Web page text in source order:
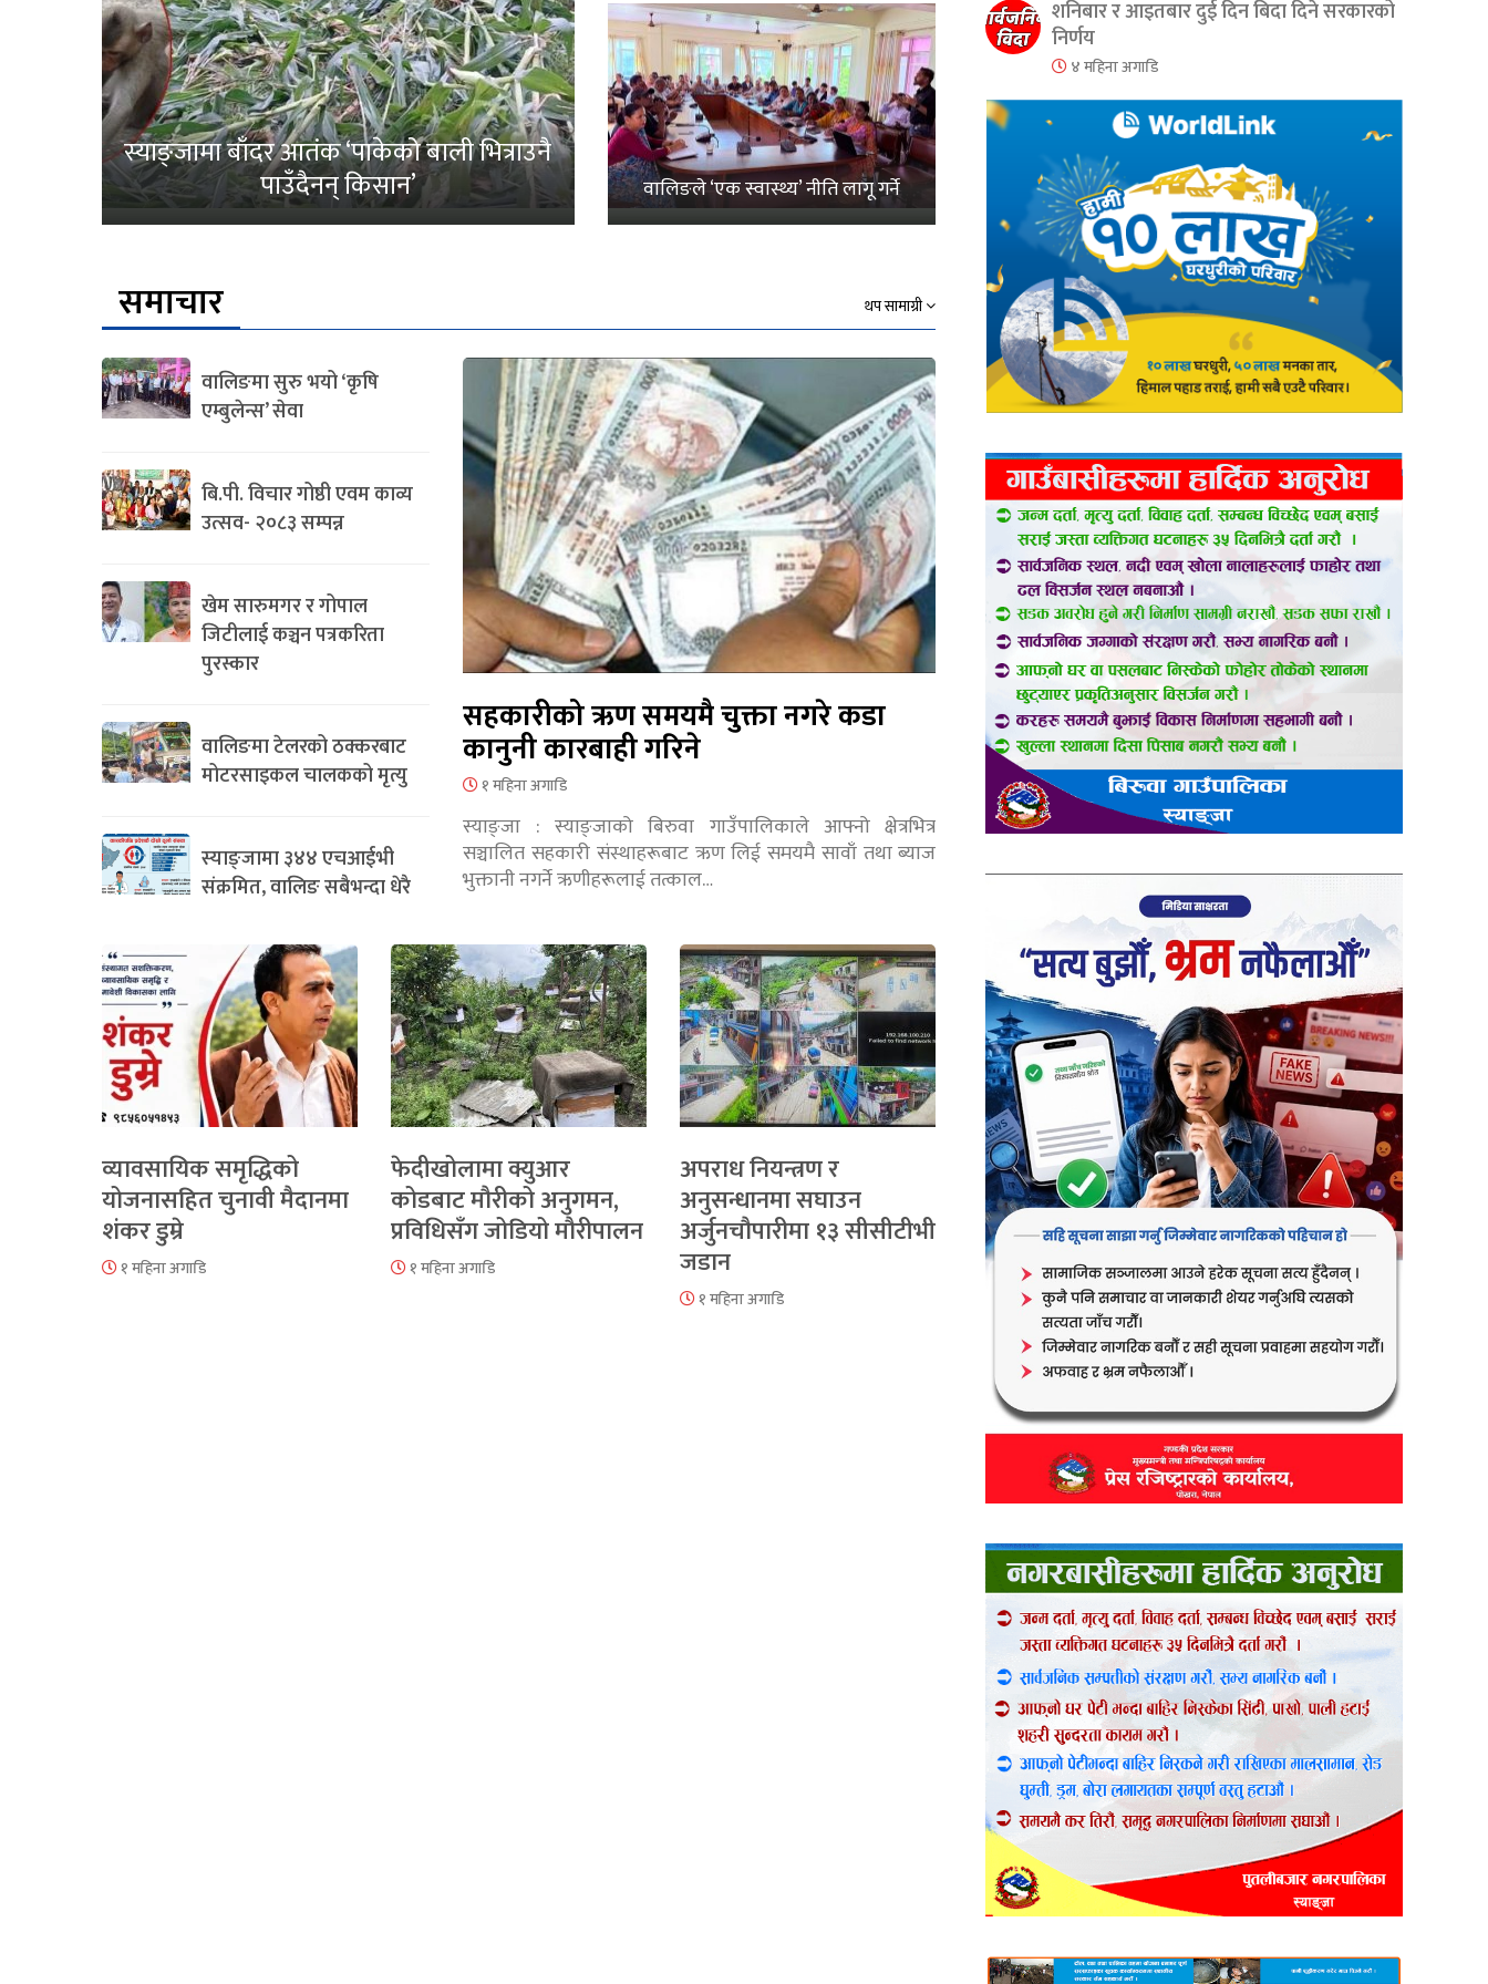
स्याङ्जामा बाँदर आतंक ‘पाकेको बाली भित्राउनै
पाउँदैनन् किसान’ वालिङले ‘एक स्वास्थ्य’ नीति लागू गर्ने
समाचार थप सामाग्री
वालिङमा सुरु भयो ‘कृषि
एम्बुलेन्स’ सेवा
बि.पी. विचार गोष्ठी एवम काव्य
उत्सव- २०८३ सम्पन्न
खेम सारुमगर र गोपाल
जिटीलाई कञ्चन पत्रकरिता
पुरस्कार
वालिङमा टेलरको ठक्करबाट
मोटरसाइकल चालकको मृत्यु
स्याङ्जामा ३४४ एचआईभी
संक्रमित, वालिङ सबैभन्दा धेरै
सहकारीको ऋण समयमै चुक्ता नगरे कडा
कानुनी कारबाही गरिने
१ महिना अगाडि
स्याङ्जा : स्याङ्जाको बिरुवा गाउँपालिकाले आफ्नो क्षेत्रभित्र
सञ्चालित सहकारी संस्थाहरूबाट ऋण लिई समयमै सावाँ तथा ब्याज
भुक्तानी नगर्ने ऋणीहरूलाई तत्काल…
व्यावसायिक समृद्धिको
योजनासहित चुनावी मैदानमा
शंकर डुम्रे
१ महिना अगाडि
फेदीखोलामा क्युआर
कोडबाट मौरीको अनुगमन,
प्रविधिसँग जोडियो मौरीपालन
१ महिना अगाडि
अपराध नियन्त्रण र
अनुसन्धानमा सघाउन
अर्जुनचौपारीमा १३ सीसीटीभी
जडान
१ महिना अगाडि
शनिबार र आइतबार दुई दिन बिदा दिने सरकारको
निर्णय
४ महिना अगाडि